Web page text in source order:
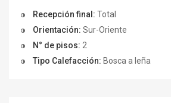
Recepción final: Total
Orientación: Sur-Oriente
N° de pisos: 2
Tipo Calefacción: Bosca a leña